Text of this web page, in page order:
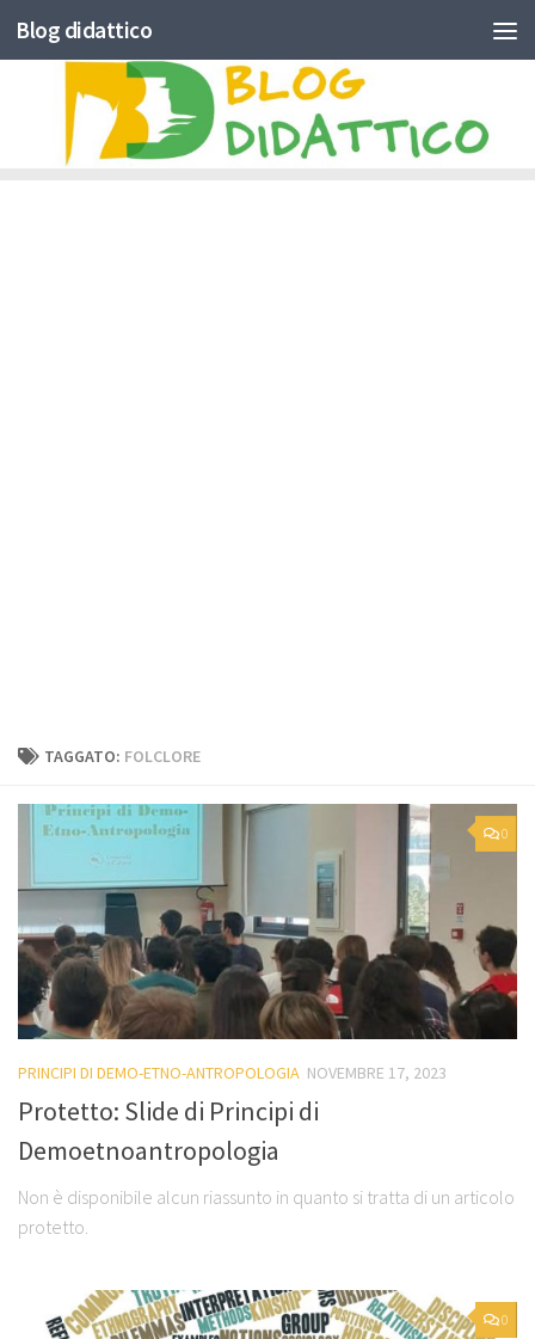
Skip to content
Blog didattico
TAGGATO: FOLCLORE
0
PRINCIPI DI DEMO-ETNO-ANTROPOLOGIA NOVEMBRE 17, 2023
Protetto: Slide di Principi di
Demoetnoantropologia
Non è disponibile alcun riassunto in quanto si tratta di un articolo
protetto.
0